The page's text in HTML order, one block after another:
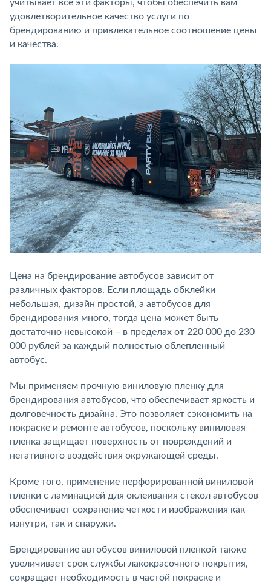
учитывает все эти факторы, чтобы обеспечить вам
удовлетворительное качество услуги по
брендированию и привлекательное соотношение цены
и качества.
Цена на брендирование автобусов зависит от
различных факторов. Если площадь обклейки
небольшая, дизайн простой, а автобусов для
брендирования много, тогда цена может быть
достаточно невысокой – в пределах от 220 000 до 230
000 рублей за каждый полностью облепленный
автобус.
Мы применяем прочную виниловую пленку для
брендирования автобусов, что обеспечивает яркость и
долговечность дизайна. Это позволяет сэкономить на
покраске и ремонте автобусов, поскольку виниловая
пленка защищает поверхность от повреждений и
негативного воздействия окружающей среды.
Кроме того, применение перфорированной виниловой
пленки с ламинацией для оклеивания стекол автобусов
обеспечивает сохранение четкости изображения как
изнутри, так и снаружи.
Брендирование автобусов виниловой пленкой также
увеличивает срок службы лакокрасочного покрытия,
сокращает необходимость в частой покраске и